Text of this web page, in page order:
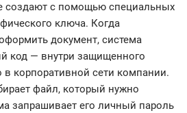
создают с помощью специальных
ключа. Когда
документ, система
код — внутри защищенного
корпоративной сети компании.
файл, который нужно
запрашивает его личный пароль